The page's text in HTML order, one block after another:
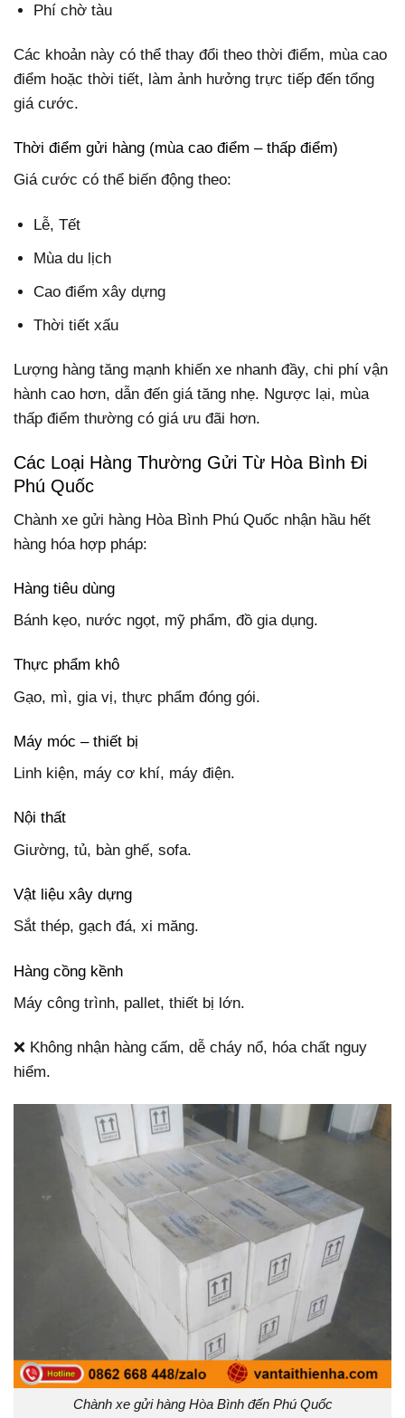
Phí chờ tàu
Các khoản này có thể thay đổi theo thời điểm, mùa cao
điểm hoặc thời tiết, làm ảnh hưởng trực tiếp đến tổng
giá cước.
Thời điểm gửi hàng (mùa cao điểm – thấp điểm)
Giá cước có thể biến động theo:
Lễ, Tết
Mùa du lịch
Cao điểm xây dựng
Thời tiết xấu
Lượng hàng tăng mạnh khiến xe nhanh đầy, chi phí vận
hành cao hơn, dẫn đến giá tăng nhẹ. Ngược lại, mùa
thấp điểm thường có giá ưu đãi hơn.
Các Loại Hàng Thường Gửi Từ Hòa Bình Đi
Phú Quốc
Chành xe gửi hàng Hòa Bình Phú Quốc nhận hầu hết
hàng hóa hợp pháp:
Hàng tiêu dùng
Bánh kẹo, nước ngọt, mỹ phẩm, đồ gia dụng.
Thực phẩm khô
Gạo, mì, gia vị, thực phẩm đóng gói.
Máy móc – thiết bị
Linh kiện, máy cơ khí, máy điện.
Nội thất
Giường, tủ, bàn ghế, sofa.
Vật liệu xây dựng
Sắt thép, gạch đá, xi măng.
Hàng cồng kềnh
Máy công trình, pallet, thiết bị lớn.
❌ Không nhận hàng cấm, dễ cháy nổ, hóa chất nguy
hiểm.
Chành xe gửi hàng Hòa Bình đến Phú Quốc